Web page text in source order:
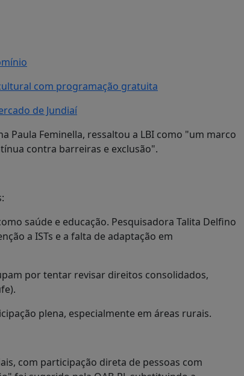
com programação gratuita
de Jundiaí
Paula Feminella, ressaltou a LBI como "um marco
contra barreiras e exclusão".
saúde e educação. Pesquisadora Talita Delfino
a ISTs e a falta de adaptação em
por tentar revisar direitos consolidados,
plena, especialmente em áreas rurais.
com participação direta de pessoas com